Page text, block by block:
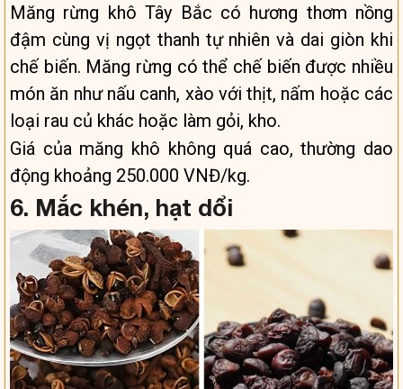
Măng rừng khô Tây Bắc có hương thơm nồng
đậm cùng vị ngọt thanh tự nhiên và dai giòn khi
chế biến. Măng rừng có thể chế biến được nhiều
món ăn như nấu canh, xào với thịt, nấm hoặc các
loại rau củ khác hoặc làm gỏi, kho.
Giá của măng khô không quá cao, thường dao
động khoảng 250.000 VNĐ/kg.
6. Mắc khén, hạt dổi